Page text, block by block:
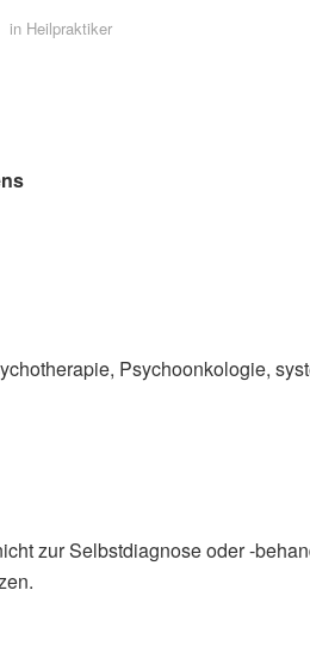
in Heilpraktiker
Psychoonkologie,
zur Selbstdiagnose oder -